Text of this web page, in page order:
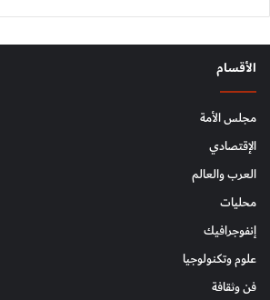
الأقسام
مجلس الأمة
الإقتصادي
العرب والعالم
محليات
إنفوجرافيك
علوم وتكنولوجيا
فن وثقافة